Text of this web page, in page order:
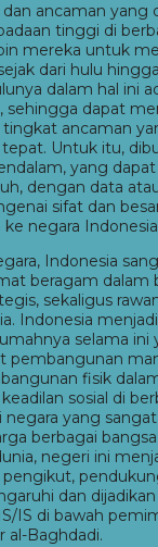
dan ancaman yang
tinggi di
mereka untuk
dari hulu
dalam hal ini
sehingga dapat
ancaman
Untuk itu,
yang
dengan data
sifat dan
negara
Indonesia
beragam dalam
sekaligus
Indonesia
selama
pembangunan
fisik
sosial di
negara yang
berbagai
negeri ini
dan
IS di bawah
al-Baghdadi.